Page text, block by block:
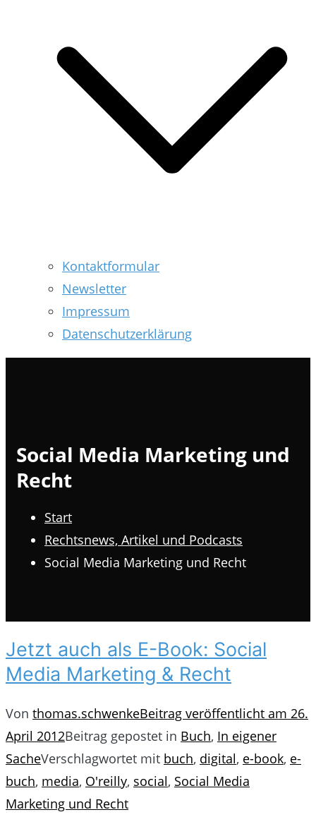
Kontaktformular
Newsletter
Impressum
Datenschutzerklärung
Social Media Marketing und
Recht
Start
Rechtsnews, Artikel und Podcasts
Social Media Marketing und Recht
Jetzt auch als E-Book: Social
Media Marketing & Recht
Von thomas.schwenkeBeitrag veröffentlicht am 26.
April 2012Beitrag gepostet in Buch, In eigener
SacheVerschlagwortet mit buch, digital, e-book, e-
buch, media, O'reilly, social, Social Media
Marketing und Recht